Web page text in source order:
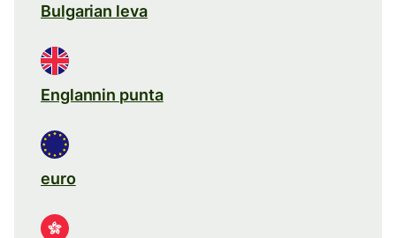
Bulgarian leva
Englannin punta
euro